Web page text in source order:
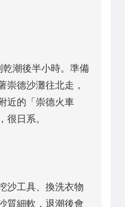
潮後半小時。準備
崇德沙灘往北走，
近的「崇德火車
很日系。
沙工具、換洗衣物
質細軟，退潮後會